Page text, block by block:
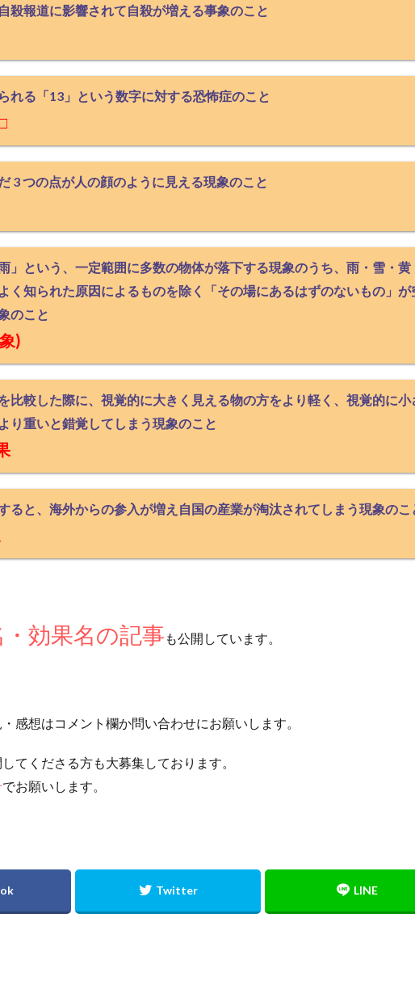
殺報道に影響されて自殺が増える事象のこと
れる「13」という数字に対する恐怖症のこと
3 つの点が人の顔のように見える現象のこと
」という、一定範囲に多数の物体が落下する現象のうち、雨・雪・黄
く知られた原因によるものを除く「その場にあるはずのないもの」が
のこと
)
比較した際に、視覚的に大きく見える物の方をより軽く、視覚的に小
り重いと錯覚してしまう現象のこと
ると、海外からの参入が増え自国の産業が淘汰されてしまう現象のこ
効果名の記事 も公開しています。
感想はコメント欄か問い合わせにお願いします。
てくださる方も大募集しております。
でお願いします。